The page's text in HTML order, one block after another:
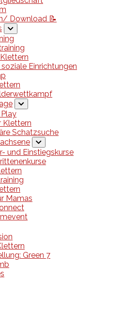
Download 📝
Einrichtungen
Klettern
Schatzsuche
und Einstiegskurse
Mamas
Green 7